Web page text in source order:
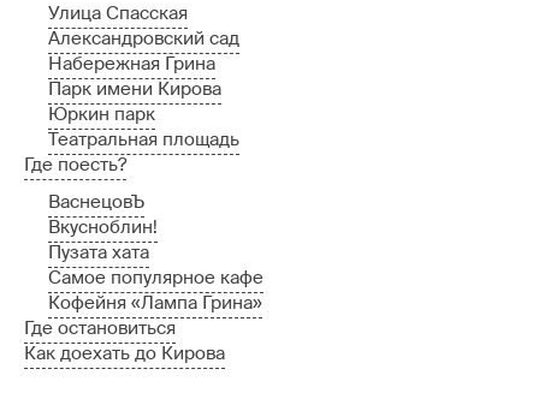
Улица Спасская
Александровский сад
Набережная Грина
Парк имени Кирова
Юркин парк
Театральная площадь
Где поесть?
ВаснецовЪ
Вкусноблин!
Пузата хата
Самое популярное кафе
Кофейня «Лампа Грина»
Где остановиться
Как доехать до Кирова